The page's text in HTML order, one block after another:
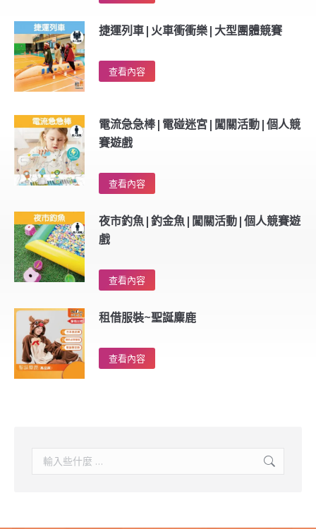
捷運列車|火車衝衝樂|大型團體競賽
查看內容
電流急急棒|電碰迷宮|闖關活動|個人競
賽遊戲
查看內容
夜市釣魚|釣金魚|闖關活動|個人競賽遊
戲
查看內容
租借服裝~聖誕麋鹿
查看內容
索